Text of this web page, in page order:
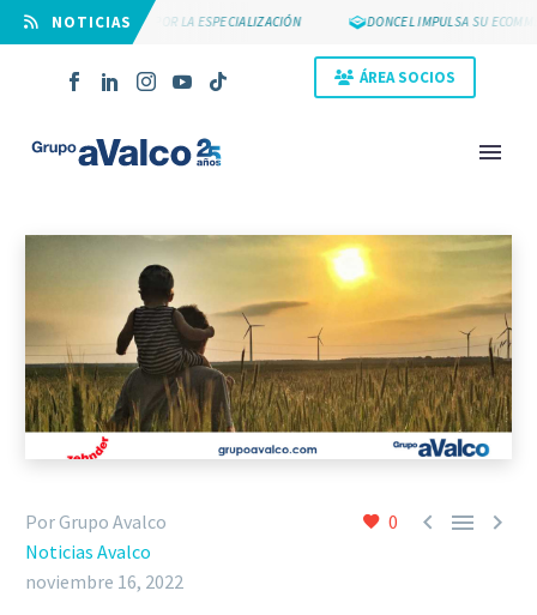
⠀NOTICIAS
2000 APUESTA POR LA ESPECIALIZACIÓN DONCEL IMPULSA SU
ÁREA SOCIOS
0   
Por Grupo Avalco
Noticias Avalco
noviembre 16, 2022